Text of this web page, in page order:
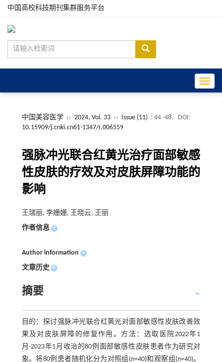
中国高校科技期刊集群服务平台
中国美容医学 ›› 2024, Vol. 33 ›› Issue (11) : 44 -48.
DOI:
10.15909/j.cnki.cn61-1347/r.006559
强脉冲光联合红黄光治疗面部敏感
性皮肤的疗效及对皮肤屏障功能的
影响
王瑞丽, 李姗姗, 王晓云, 王丽
作者信息 +
Author information +
文章历史 +
摘要
目的：探讨强脉冲光联合红黄光对面部敏感性皮肤改善效
果及对皮肤屏障的修复作用。方法：选取医院2022年1
月-2023年1月收治的80例面部敏感性皮肤患者作为研究对
象。将80例患者随机化分为对照组(n=40)和观察组(n=40)。